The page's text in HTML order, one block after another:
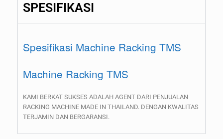
SPESIFIKASI
Spesifikasi Machine Racking TMS
Machine Racking TMS
KAMI BERKAT SUKSES ADALAH AGENT DARI PENJUALAN
RACKING MACHINE MADE IN THAILAND. DENGAN KWALITAS
TERJAMIN DAN BERGARANSI.